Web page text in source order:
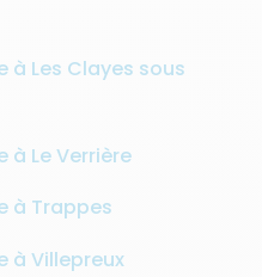
à Les Clayes sous
à Le Verrière
à Trappes
à Villepreux